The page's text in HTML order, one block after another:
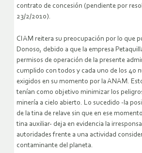
contrato de concesión (pendiente por
23/2/2010).
CIAM reitera su preocupación por lo que
Donoso, debido a que la empresa
permisos de operación de la presente
cumplido con todos y cada uno de los 40
exigidos en su momento por la ANAM.
tenían como objetivo minimizar los
minería a cielo abierto. Lo sucedido -la
de la tina de relave sin que en ese
tina auxiliar- deja en evidencia la
autoridades frente a una actividad
contaminante del planeta.